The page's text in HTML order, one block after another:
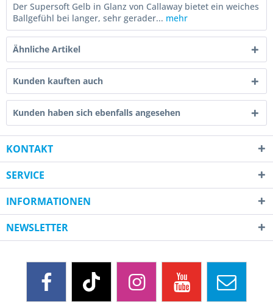
Der Supersoft Gelb in Glanz von Callaway bietet ein weiches
Ballgefühl bei langer, sehr gerader... mehr
Ähnliche Artikel
Kunden kauften auch
Kunden haben sich ebenfalls angesehen
KONTAKT
SERVICE
INFORMATIONEN
NEWSLETTER